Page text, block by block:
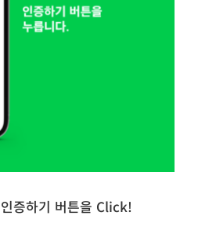
증하기 버튼을 Click!